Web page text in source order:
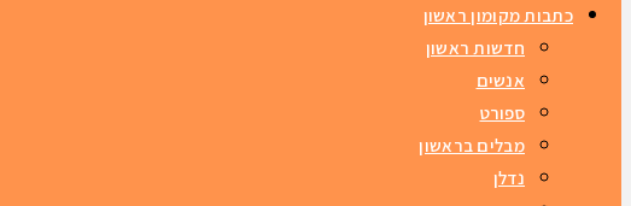
כתבות מקומון ראשון
חדשות ראשון
אנשים
ספורט
מבלים בראשון
נדלן